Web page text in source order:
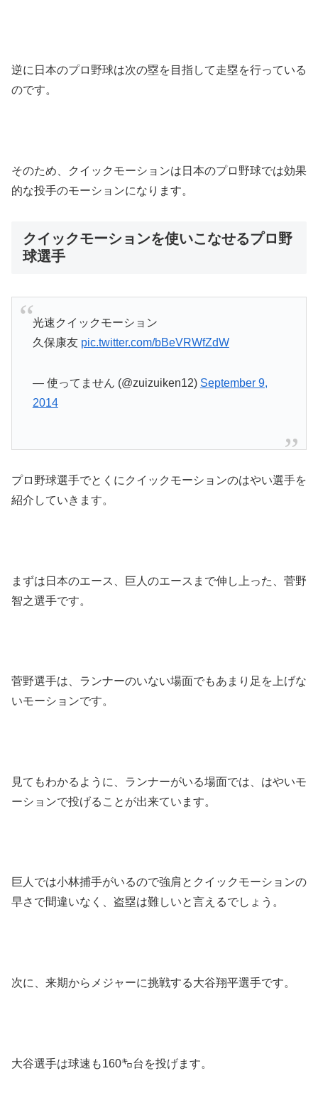
逆に日本のプロ野球は次の塁を目指して走塁を行っている
のです。
そのため、クイックモーションは日本のプロ野球では効果
的な投手のモーションになります。
クイックモーションを使いこなせるプロ野
球選手
光速クイックモーション
久保康友 pic.twitter.com/bBeVRWfZdW
— 使ってません (@zuizuiken12) September 9,
2014
プロ野球選手でとくにクイックモーションのはやい選手を
紹介していきます。
まずは日本のエース、巨人のエースまで伸し上った、菅野
智之選手です。
菅野選手は、ランナーのいない場面でもあまり足を上げな
いモーションです。
見てもわかるように、ランナーがいる場面では、はやいモ
ーションで投げることが出来ています。
巨人では小林捕手がいるので強肩とクイックモーションの
早さで間違いなく、盗塁は難しいと言えるでしょう。
次に、来期からメジャーに挑戦する大谷翔平選手です。
大谷選手は球速も160㌔台を投げます。